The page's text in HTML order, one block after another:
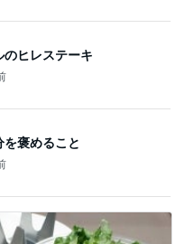
のヒレステーキ
褒めること